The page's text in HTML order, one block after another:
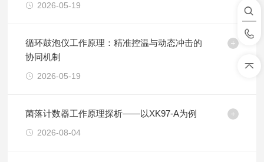
2026-05-19
循环鼓泡仪工作原理：精准控温与动态冲击的
协同机制
2026-05-19
菌落计数器工作原理探析——以XK97-A为例
2026-08-04